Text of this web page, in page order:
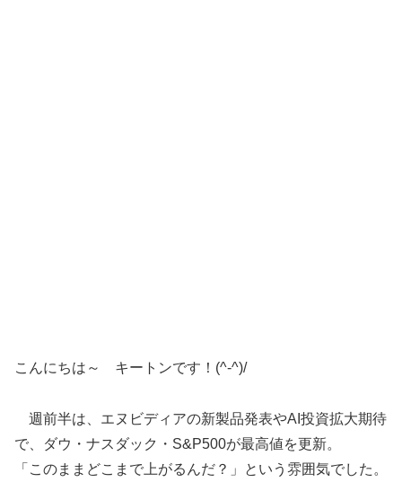
こんにちは～ キートンです！(^-^)/
週前半は、エヌビディアの新製品発表やAI投資拡大期待
で、ダウ・ナスダック・S&P500が最高値を更新。
「このままどこまで上がるんだ？」という雰囲気でした。